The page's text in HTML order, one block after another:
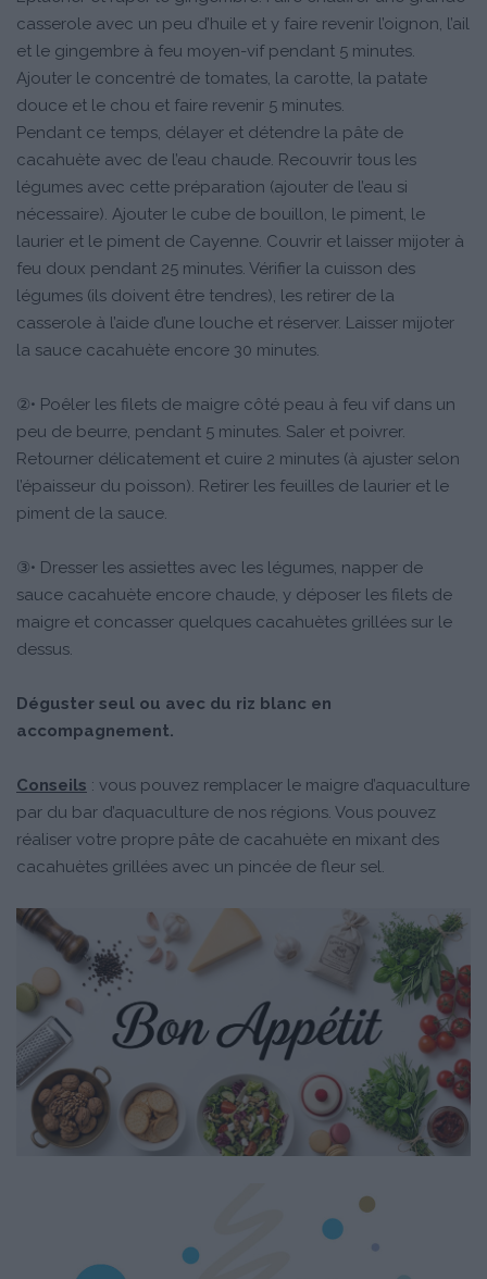
casserole avec un peu d’huile et y faire revenir l’oignon, l’ail
et le gingembre à feu moyen-vif pendant 5 minutes.
Ajouter le concentré de tomates, la carotte, la patate
douce et le chou et faire revenir 5 minutes.
Pendant ce temps, délayer et détendre la pâte de
cacahuète avec de l’eau chaude. Recouvrir tous les
légumes avec cette préparation (ajouter de l’eau si
nécessaire). Ajouter le cube de bouillon, le piment, le
laurier et le piment de Cayenne. Couvrir et laisser mijoter à
feu doux pendant 25 minutes. Vérifier la cuisson des
légumes (ils doivent être tendres), les retirer de la
casserole à l’aide d’une louche et réserver. Laisser mijoter
la sauce cacahuète encore 30 minutes.
②• Poêler les filets de maigre côté peau à feu vif dans un
peu de beurre, pendant 5 minutes. Saler et poivrer.
Retourner délicatement et cuire 2 minutes (à ajuster selon
l’épaisseur du poisson). Retirer les feuilles de laurier et le
piment de la sauce.
③• Dresser les assiettes avec les légumes, napper de
sauce cacahuète encore chaude, y déposer les filets de
maigre et concasser quelques cacahuètes grillées sur le
dessus.
Déguster seul ou avec du riz blanc en
accompagnement.
Conseils : vous pouvez remplacer le maigre d’aquaculture
par du bar d’aquaculture de nos régions. Vous pouvez
réaliser votre propre pâte de cacahuète en mixant des
cacahuètes grillées avec un pincée de fleur sel.